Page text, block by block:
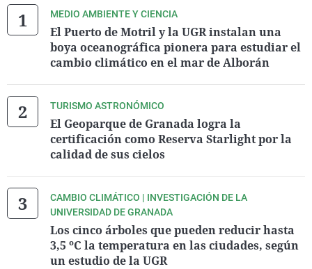
MEDIO AMBIENTE Y CIENCIA
El Puerto de Motril y la UGR instalan una
boya oceanográfica pionera para estudiar el
cambio climático en el mar de Alborán
TURISMO ASTRONÓMICO
El Geoparque de Granada logra la
certificación como Reserva Starlight por la
calidad de sus cielos
CAMBIO CLIMÁTICO | INVESTIGACIÓN DE LA
UNIVERSIDAD DE GRANADA
Los cinco árboles que pueden reducir hasta
3,5 ºC la temperatura en las ciudades, según
un estudio de la UGR